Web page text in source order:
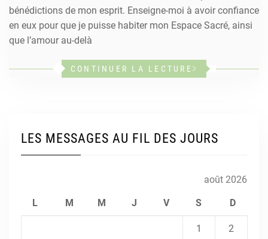
bénédictions de mon esprit. Enseigne-moi à avoir confiance
en eux pour que je puisse habiter mon Espace Sacré, ainsi
que l’amour au-delà
CONTINUER LA LECTURE
LES MESSAGES AU FIL DES JOURS
août 2026
L M M J V S D
1 2